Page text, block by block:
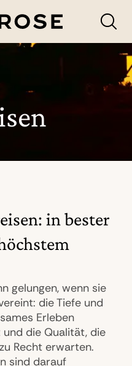
in bester
gelungen, wenn sie
die Tiefe und
Erleben
die Qualität, die
Recht erwarten.
sind darauf